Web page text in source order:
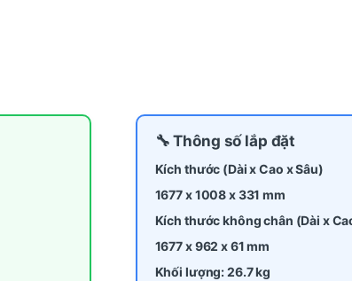
🔧 Thông số lắp đặt
Kích thước (Dài x Cao x Sâu)
1677 x 1008 x 331 mm
Kích thước không chân (Dài x
1677 x 962 x 61 mm
Khối lượng:26.7 kg